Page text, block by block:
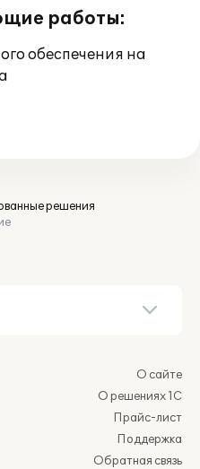
работы:
обеспечения на
решения
О сайте
О решениях 1С
Прайс-лист
Поддержка
Обратная связь